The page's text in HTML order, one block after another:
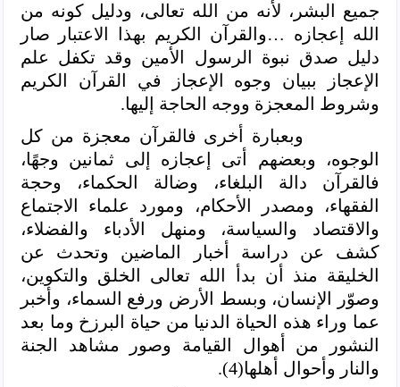
جميع البشر، لأنه من الله تعالى، ودليل كونه من
الله إعجازه …والقرآن الكريم بهذا الاعتبار صار
دليل صدق نبوة الرسول الأمين وقد تكفل علم
الإعجاز ببيان وجوه الإعجاز في القرآن الكريم
وشروط المعجزة ووجه الحاجة إليها.
وبعبارة أخرى فالقرآن معجزة من كل
الوجوه، وبعضهم أتى إعجازه إلى ثمانين وجهًا،
فالقرآن دالة البلغاء، وضالة الحكماء، وحجة
الفقهاء، ومصدر الأحكام، ومورد علماء الاجتماع
والاقتصاد والسياسة، ومنهل الأدباء والفضلاء،
كشف عن دراسة أخبار الماضين وتحدث عن
الخليقة منذ أن بدأ الله تعالى الخلق والتكوين،
وصوّر الإنسان، وبسط الأرض ورفع السماء، وأخبر
عما وراء هذه الحياة الدنيا من حياة البرزخ وما بعد
النشور من أهوال القيامة وصور مشاهد الجنة
والنار وأحوال أهلها(4).